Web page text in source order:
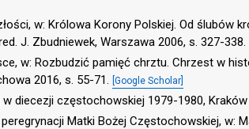
w: Królowa Korony Polskiej. Od ślubów
J. Zbudniewek, Warszawa 2006, s. 327-338.
w: Rozbudzić pamięć chrztu. Chrzest w
2016, s. 55-71. [Google Scholar]
w diecezji częstochowskiej 1979-1980, Kraków
Matki Bożej Częstochowskiej, w: